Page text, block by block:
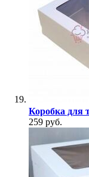
Коробка для
259 руб.